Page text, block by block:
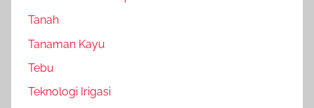
Tanah
Tanaman Kayu
Tebu
Teknologi Irigasi